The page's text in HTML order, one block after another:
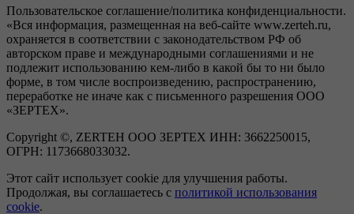
Пользовательское соглашение/политика конфиденциальности.
«Вся информация, размещенная на веб-сайте www.zerteh.ru,
охраняется в соответствии с законодательством РФ об
авторском праве и международными соглашениями и не
подлежит использованию кем-либо в какой бы то ни было
форме, в том числе воспроизведению, распространению,
переработке не иначе как с письменного разрешения ООО
«ЗЕРТЕХ».
Copyright ©, ZERTEH ООО ЗЕРТЕХ ИНН: 3662250015,
ОГРН: 1173668033032.
Этот сайт использует cookie для улучшения работы.
Продолжая, вы соглашаетесь с политикой использования
cookie.